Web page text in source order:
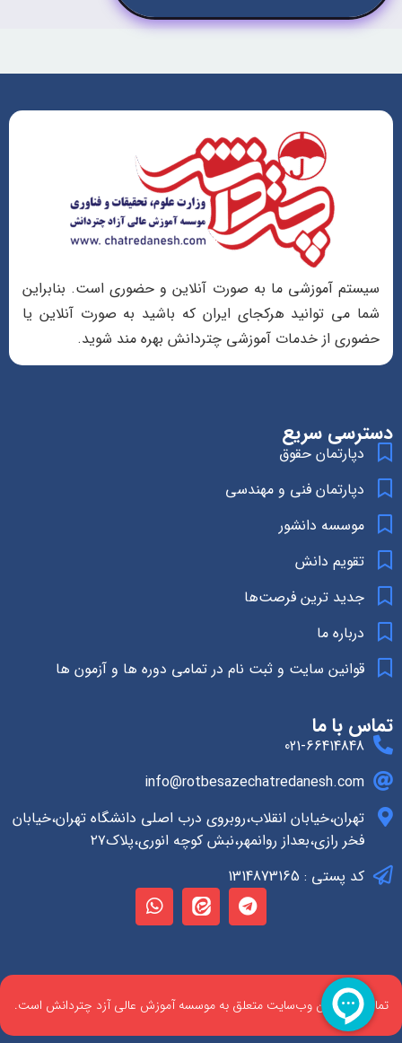
سیستم آموزشی ما به صورت آنلاین و حضوری است. بنابراین
شما می توانید هرکجای ایران که باشید به صورت آنلاین یا
حضوری از خدمات آموزشی چتردانش بهره مند شوید.
دسترسی سریع
دپارتمان حقوق
دپارتمان فنی و مهندسی
موسسه دانشور
تقویم دانش
جدید ترین فرصت‌ها
درباره ما
قوانین سایت و ثبت نام در تمامی دوره ها و آزمون ها
تماس با ما
021-66414848
info@rotbesazechatredanesh.com
تهران،خیابان انقلاب،روبروی درب اصلی دانشگاه تهران،خیابان
فخر رازی،بعداز روانمهر،نبش کوچه انوری،پلاک۲۷
کد پستی : 1314873165
تمام حقوق این وب‌سایت متعلق به موسسه آموزش عالی آزد چتردانش است.